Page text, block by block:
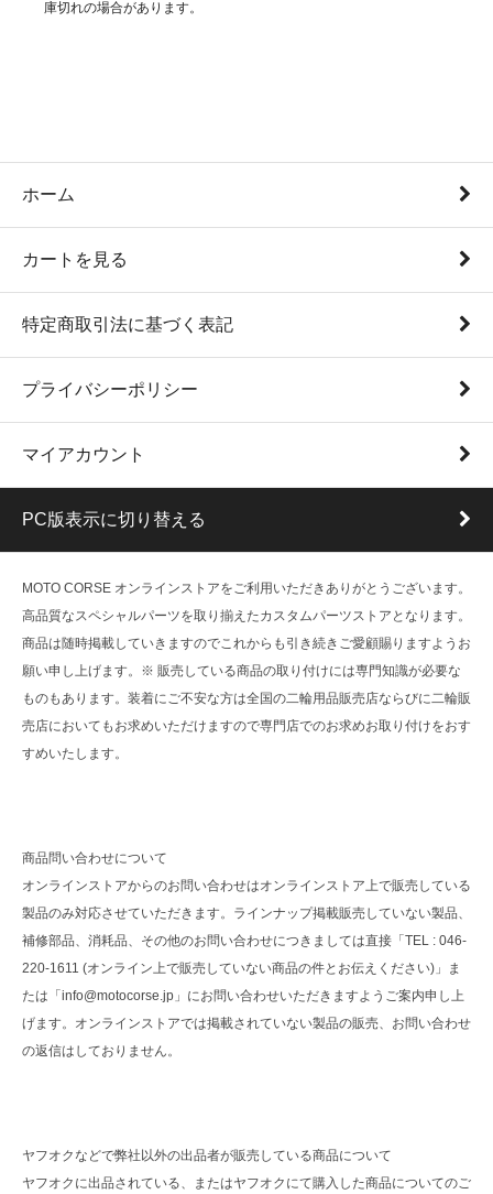
庫切れの場合があります。
ホーム
カートを見る
特定商取引法に基づく表記
プライバシーポリシー
マイアカウント
PC版表示に切り替える
MOTO CORSE オンラインストアをご利用いただきありがとうございます。
高品質なスペシャルパーツを取り揃えたカスタムパーツストアとなります。
商品は随時掲載していきますのでこれからも引き続きご愛顧賜りますようお
願い申し上げます。※ 販売している商品の取り付けには専門知識が必要な
ものもあります。装着にご不安な方は全国の二輪用品販売店ならびに二輪販
売店においてもお求めいただけますので専門店でのお求めお取り付けをおす
すめいたします。
商品問い合わせについて
オンラインストアからのお問い合わせはオンラインストア上で販売している
製品のみ対応させていただきます。ラインナップ掲載販売していない製品、
補修部品、消耗品、その他のお問い合わせにつきましては直接「TEL : 046-
220-1611 (オンライン上で販売していない商品の件とお伝えください)」ま
たは「info@motocorse.jp」にお問い合わせいただきますようご案内申し上
げます。オンラインストアでは掲載されていない製品の販売、お問い合わせ
の返信はしておりません。
ヤフオクなどで弊社以外の出品者が販売している商品について
ヤフオクに出品されている、またはヤフオクにて購入した商品についてのご